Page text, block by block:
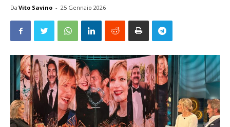
Da Vito Savino - 25 Gennaio 2026